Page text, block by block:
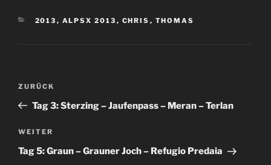
KATEGORIEN
2013 , ALPSX 2013 , CHRIS , THOMAS
Beitragsnavigation
Vorheriger
Beitrag
ZURÜCK
Tag 3: Sterzing – Jaufenpass – Meran – Terlan
Nächster
Beitrag
WEITER
Tag 5: Graun – Grauner Joch – Refugio Predaia